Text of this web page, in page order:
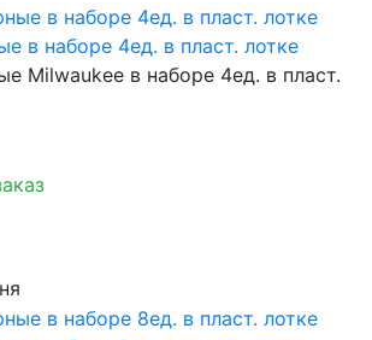
в наборе 4ед. в пласт. лотке
Milwaukee в наборе 4ед. в пласт.